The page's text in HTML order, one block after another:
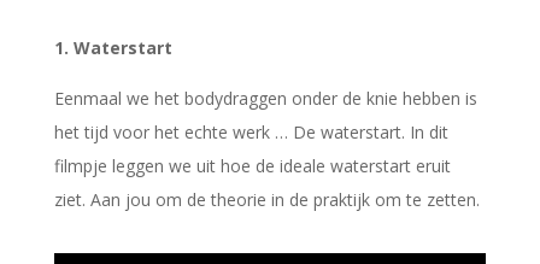
1. Waterstart
Eenmaal we het bodydraggen onder de knie hebben is
het tijd voor het echte werk … De waterstart. In dit
filmpje leggen we uit hoe de ideale waterstart eruit
ziet. Aan jou om de theorie in de praktijk om te zetten.